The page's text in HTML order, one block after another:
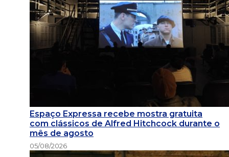
Espaço Expressa recebe mostra gratuita
com clássicos de Alfred Hitchcock durante o
mês de agosto
05/08/2026